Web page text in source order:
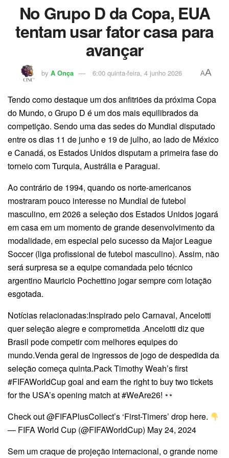
No Grupo D da Copa, EUA
tentam usar fator casa para
avançar
by A Onça 6:00 quinta-feira, 4 junho 2026 AA
Tendo como destaque um dos anfitriões da próxima Copa
do Mundo, o Grupo D é um dos mais equilibrados da
competição. Sendo uma das sedes do Mundial disputado
entre os dias 11 de junho e 19 de julho, ao lado de México
e Canadá, os Estados Unidos disputam a primeira fase do
torneio com Turquia, Austrália e Paraguai.
Ao contrário de 1994, quando os norte-americanos
mostraram pouco interesse no Mundial de futebol
masculino, em 2026 a seleção dos Estados Unidos jogará
em casa em um momento de grande desenvolvimento da
modalidade, em especial pelo sucesso da Major League
Soccer (liga profissional de futebol masculino). Assim, não
será surpresa se a equipe comandada pelo técnico
argentino Mauricio Pochettino jogar sempre com lotação
esgotada.
Notícias relacionadas:Inspirado pelo Carnaval, Ancelotti
quer seleção alegre e comprometida .Ancelotti diz que
Brasil pode competir com melhores equipes do
mundo.Venda geral de ingressos de jogo de despedida da
seleção começa quinta.Pack Timothy Weah’s first
#FIFAWorldCup goal and earn the right to buy two tickets
for the USA’s opening match at #WeAre26!
Check out @FIFAPlusCollect’s ‘First-Timers’ drop here.
— FIFA World Cup (@FIFAWorldCup) May 24, 2024
Sem um craque de projeção internacional, o grande nome